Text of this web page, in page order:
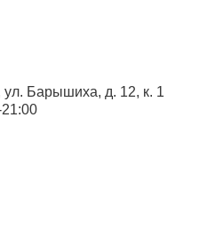
ул. Барышиха, д. 12, к. 1